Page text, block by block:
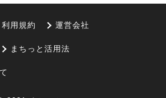
利用規約 運営会社
まちっと活用法